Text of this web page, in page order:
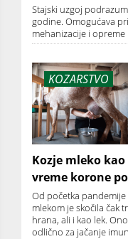
Stajski uzgoj
godine. Omogućava
mehanizacije i opreme
KOZARSTVO
Kozje mleko
vreme korone
Od početka
mlekom je skočila čak
hrana, ali i kao lek.
odlično za jačanje